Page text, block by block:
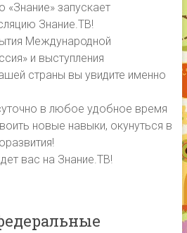
запускает
Знание.ТВ!
Международной
и выступления
страны вы увидите именно
в любое удобное время
новые навыки, окунуться в
вас на Знание.ТВ!